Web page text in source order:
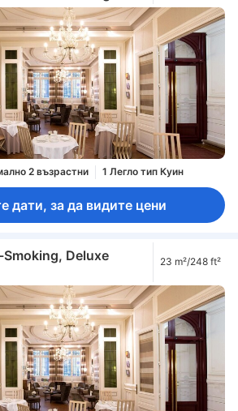
2 възрастни 1 Легло тип Куин
дати, за да видите цени
Smoking, Deluxe
23 m²/248 ft²